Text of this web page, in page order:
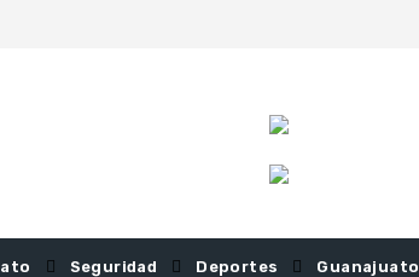
Seguridad Deportes Guanajuato